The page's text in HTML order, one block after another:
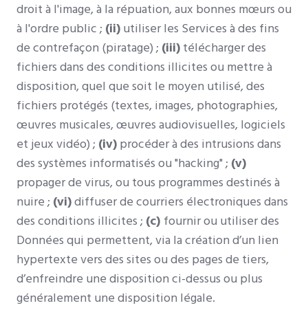
droit à l'image, à la répuation, aux bonnes mœurs ou
à l'ordre public ; (ii) utiliser les Services à des fins
de contrefaçon (piratage) ; (iii) télécharger des
fichiers dans des conditions illicites ou mettre à
disposition, quel que soit le moyen utilisé, des
fichiers protégés (textes, images, photographies,
œuvres musicales, œuvres audiovisuelles, logiciels
et jeux vidéo) ; (iv) procéder à des intrusions dans
des systèmes informatisés ou "hacking" ; (v)
propager de virus, ou tous programmes destinés à
nuire ; (vi)diffuser de courriers électroniques dans
des conditions illicites ; (c) fournir ou utiliser des
Données qui permettent, via la création d’un lien
hypertexte vers des sites ou des pages de tiers,
d’enfreindre une disposition ci-dessus ou plus
généralement une disposition légale.